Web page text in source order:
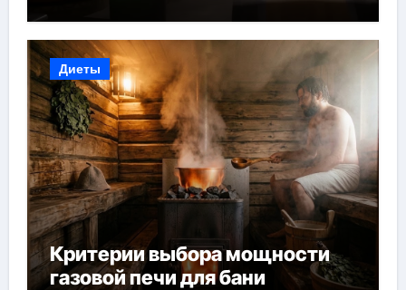
Диеты
Критерии выбора мощности
газовой печи для бани